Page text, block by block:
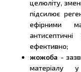
целюліту,
підсилює
ефірними
ефективно;
жожоба -
матеріалу